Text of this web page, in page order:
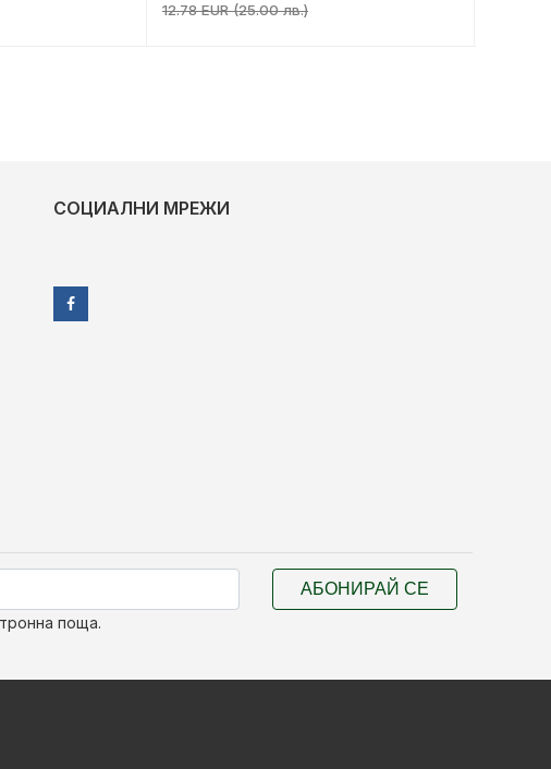
12.78 EUR (25.00 лв.)
СОЦИАЛНИ МРЕЖИ
поща.
АБОНИРАЙ СЕ